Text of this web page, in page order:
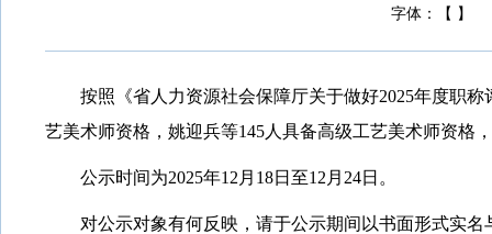
【
字体： 】
按照《省人力资源社会保障厅关于做好2025年度职
艺美术师资格，姚迎兵等145人具备高级工艺美术师资格
公示时间为2025年12月18日至12月24日。
对公示对象有何反映，请于公示期间以书面形式实